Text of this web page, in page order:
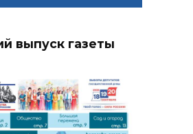
выпуск газеты